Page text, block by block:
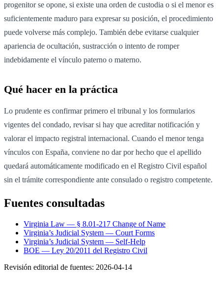
progenitor se opone, si existe una orden de custodia o si el menor es
suficientemente maduro para expresar su posición, el procedimiento
puede volverse más complejo. También debe evitarse cualquier
apariencia de ocultación, sustracción o intento de romper
indebidamente el vínculo paterno o materno.
Qué hacer en la práctica
Lo prudente es confirmar primero el tribunal y los formularios
vigentes del condado, revisar si hay que acreditar notificación y
valorar el impacto registral internacional. Cuando el menor tenga
vínculos con España, conviene no dar por hecho que el apellido
quedará automáticamente modificado en el Registro Civil español
sin el trámite correspondiente ante consulado o registro competente.
Fuentes consultadas
Virginia Law — § 8.01-217 Change of Name
Virginia’s Judicial System — Court Forms
Virginia’s Judicial System — Self-Help
BOE — Ley 20/2011 del Registro Civil
Revisión editorial de fuentes: 2026-04-14